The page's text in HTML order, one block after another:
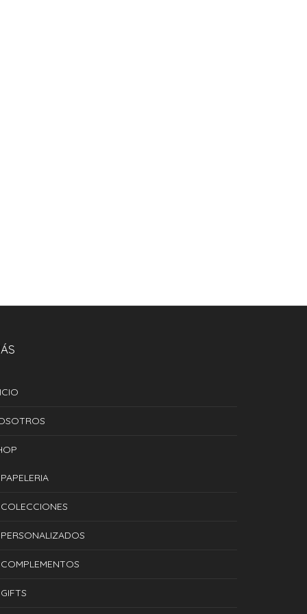
PAPELERIA
COLECCIONES
PERSONALIZADOS
COMPLEMENTOS
GIFTS